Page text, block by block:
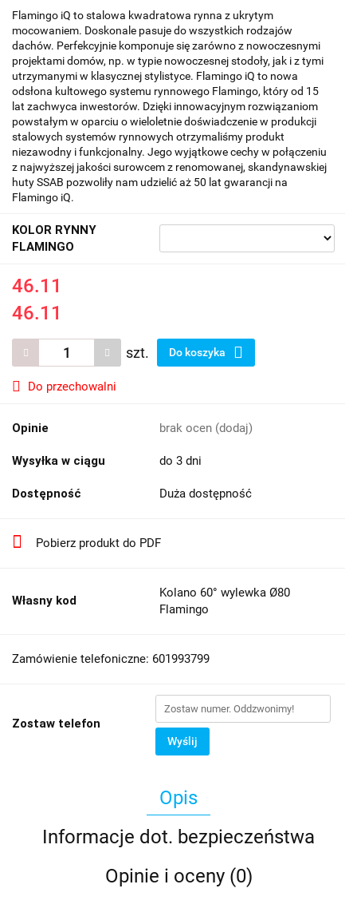
Flamingo iQ to stalowa kwadratowa rynna z ukrytym
mocowaniem. Doskonale pasuje do wszystkich rodzajów
dachów. Perfekcyjnie komponuje się zarówno z nowoczesnymi
projektami domów, np. w typie nowoczesnej stodoły, jak i z tymi
utrzymanymi w klasycznej stylistyce. Flamingo iQ to nowa
odsłona kultowego systemu rynnowego Flamingo, który od 15
lat zachwyca inwestorów. Dzięki innowacyjnym rozwiązaniom
powstałym w oparciu o wieloletnie doświadczenie w produkcji
stalowych systemów rynnowych otrzymaliśmy produkt
niezawodny i funkcjonalny. Jego wyjątkowe cechy w połączeniu
z najwyższej jakości surowcem z renomowanej, skandynawskiej
huty SSAB pozwoliły nam udzielić aż 50 lat gwarancji na
Flamingo iQ.
KOLOR RYNNY
FLAMINGO
46.11
46.11
szt. Do koszyka
Do przechowalni
Opinie brak ocen (dodaj)
Wysyłka w ciągu do 3 dni
Dostępność Duża dostępność
Pobierz produkt do PDF
Własny kod
Kolano 60° wylewka Ø80
Flamingo
Zamówienie telefoniczne: 601993799
Zostaw telefon
Wyślij
Opis
Informacje dot. bezpieczeństwa
Opinie i oceny (0)